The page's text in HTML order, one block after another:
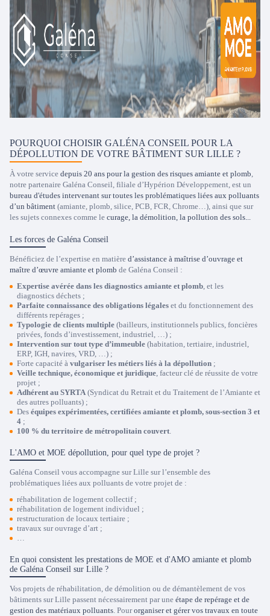
POURQUOI CHOISIR GALÉNA CONSEIL POUR LA
DÉPOLLUTION DE VOTRE BÂTIMENT SUR LILLE ?
À votre service depuis 20 ans pour la gestion des risques amiante et plomb,
notre partenaire Galéna Conseil, filiale d’Hypérion Développement, est un
bureau d'études intervenant sur toutes les problématiques liées aux polluants
d’un bâtiment (amiante, plomb, silice, PCB, FCR, Chrome…), ainsi que sur
les sujets connexes comme le curage, la démolition, la pollution des sols...
Les forces de Galéna Conseil
Bénéficiez de l’expertise en matière d’assistance à maîtrise d’ouvrage et
maître d’œuvre amiante et plomb de Galéna Conseil :
Expertise avérée dans les diagnostics amiante et plomb, et les
diagnostics déchets ;
Parfaite connaissance des obligations légales et du fonctionnement des
différents repérages ;
Typologie de clients multiple (bailleurs, institutionnels publics, foncières
privées, fonds d’investissement, industriel, …) ;
Intervention sur tout type d’immeuble (habitation, tertiaire, industriel,
ERP, IGH, navires, VRD, …) ;
Forte capacité à vulgariser les métiers liés à la dépollution ;
Veille technique, économique et juridique, facteur clé de réussite de votre
projet ;
Adhérent au SYRTA (Syndicat du Retrait et du Traitement de l’Amiante et
des autres polluants) ;
Des équipes expérimentées, certifiées amiante et plomb, sous-section 3 et
4 ;
100 % du territoire de métropolitain couvert.
L'AMO et MOE dépollution, pour quel type de projet ?
Galéna Conseil vous accompagne sur Lille sur l’ensemble des
problématiques liées aux polluants de votre projet de :
réhabilitation de logement collectif ;
réhabilitation de logement individuel ;
restructuration de locaux tertiaire ;
travaux sur ouvrage d’art ;
…
En quoi consistent les prestations de MOE et d'AMO amiante et plomb
de Galéna Conseil sur Lille ?
Vos projets de réhabilitation, de démolition ou de démantèlement de vos
bâtiments sur Lille passent nécessairement par une étape de repérage et de
gestion des matériaux polluants. Pourorganiser et gérer vos travaux en toute